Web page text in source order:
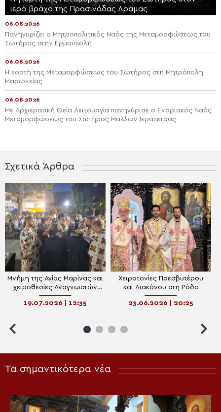
ιερό βράχο της Πρασινάδας Δράμας
06.08.2026
Πανηγυρίζει ο Μητροπολιτικός Ναός της Μεταμορφώσεως του
Σωτήρος στην Ερμούπολη
06.08.2026
Η εορτή της Μεταμορφώσεως του Σωτήρος στη Μητρόπολη
Μαρωνείας
06.08.2026
Με Αρχιερατική Θεία Λειτουργία πανηγύρισε ο Ενοριακός Ναός
Μεταμορφώσεως του Σωτήρος Μαλλών Ιεράπετρας
Σχετικά Άρθρα
Μνήμη της Αγίας Μαρίνας και
χειροθεσίες Αναγνωστών
στη Ρόδο
19.07.2026 | 12:35
Χειροτονίες Πρεσβυτέρου
και Διακόνου στη Ρόδο
23.06.2026 | 20:25
Τα σημαντικότερα νέα